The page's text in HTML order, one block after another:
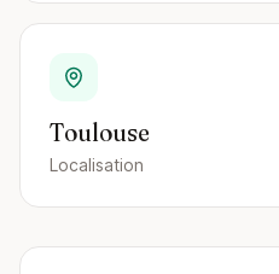
Toulouse
Localisation